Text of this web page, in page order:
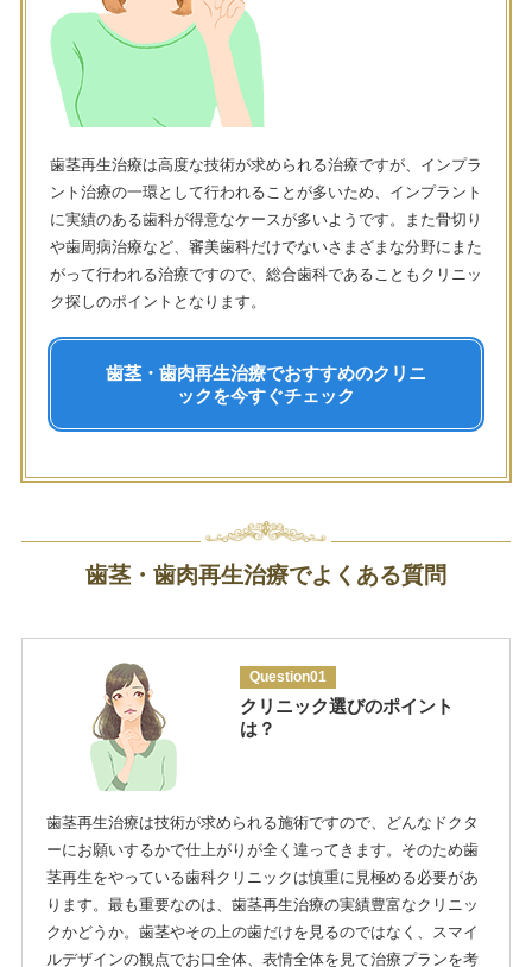
歯茎再生治療は高度な技術が求められる治療ですが、インプラ
ント治療の一環として行われることが多いため、インプラント
に実績のある歯科が得意なケースが多いようです。また骨切り
や歯周病治療など、審美歯科だけでないさまざまな分野にまた
がって行われる治療ですので、総合歯科であることもクリニッ
ク探しのポイントとなります。
歯茎・歯肉再生治療でおすすめのクリニ
ックを今すぐチェック
歯茎・歯肉再生治療でよくある質問
Question01
クリニック選びのポイント
は？
歯茎再生治療は技術が求められる施術ですので、どんなドクタ
ーにお願いするかで仕上がりが全く違ってきます。そのため歯
茎再生をやっている歯科クリニックは慎重に見極める必要があ
ります。最も重要なのは、歯茎再生治療の実績豊富なクリニッ
クかどうか。歯茎やその上の歯だけを見るのではなく、スマイ
ルデザインの観点でお口全体、表情全体を見て治療プランを考